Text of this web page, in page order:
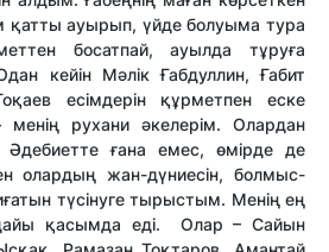
қатты ауырып, үйде болуыма тура
босатпай, ауылда тұруға
кейін Мәлік Ғабдуллин, Ғабит
есімдерін құрметпен еске
рухани әкелерім. Олардан
Әдебиетте ғана емес, өмірде де
олардың жан-дүниесін, болмыс-
түсінуге тырыстым. Менің ең
қасымда еді. Олар – Сайын